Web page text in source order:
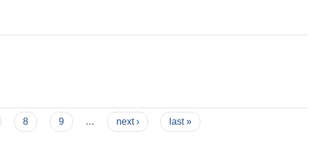
8 9 … next › last »